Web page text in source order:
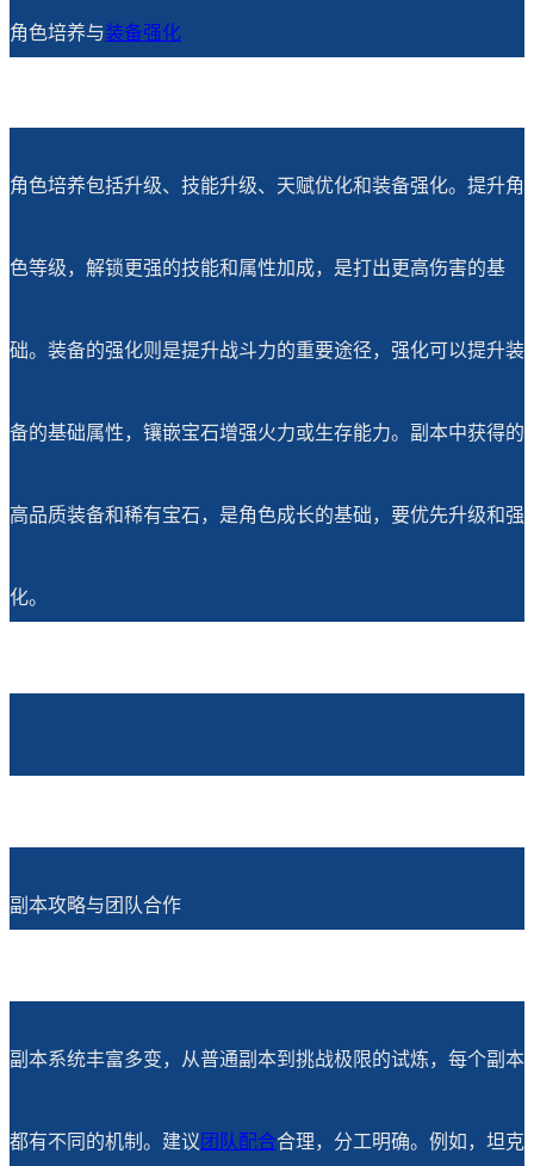
角色培养与装备强化
角色培养包括升级、技能升级、天赋优化和装备强化。提升角
色等级，解锁更强的技能和属性加成，是打出更高伤害的基
础。装备的强化则是提升战斗力的重要途径，强化可以提升装
备的基础属性，镶嵌宝石增强火力或生存能力。副本中获得的
高品质装备和稀有宝石，是角色成长的基础，要优先升级和强
化。
副本攻略与团队合作
副本系统丰富多变，从普通副本到挑战极限的试炼，每个副本
都有不同的机制。建议 团队配合合理，分工明确。例如，坦克